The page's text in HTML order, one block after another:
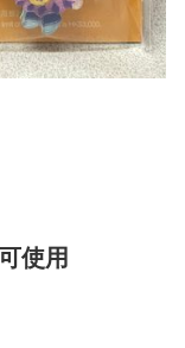
使用